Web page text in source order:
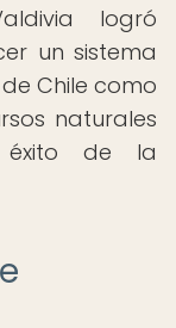
logró
un sistema
Chile como
naturales
éxito de la